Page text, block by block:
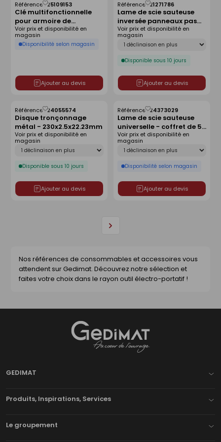
Clé multifonctionnelle
pour armoire de
commande 8 jets
Référence :25109153
Disponibilité selon magasin
Voir prix et disponibilité en
magasin
Ajouter au devis
Enregistrer
comme
liste
Lame de scie sauteuse
inversée panneaux pas
2,5mm 75mm - lot de 5
pièces
Référence :21271786
Déclinaison
Disponible sous 10 jours
Voir prix et disponibilité en
magasin
Ajouter au devis
Enregistrer
comme
liste
Disque tronçonnage
métal - 230x2.5x22.23mm
Référence :24055574
Déclinaison
Disponible sous 10 jours
Voir prix et disponibilité en
magasin
Ajouter au devis
Enregistrer
comme
liste
Lame de scie sauteuse
universelle - coffret de 5
pièces
Référence :24373029
Déclinaison
Disponibilité selon magasin
Voir prix et disponibilité en
magasin
Ajouter au devis
Enregistrer
comme
liste
Page
Nos références de consommables et accessoires vous
attendent sur Gedimat. Découvrez notre sélection et
faites votre choix dans le rayon outil électro-portatif !
GEDIMAT
Produits, Inspirations, Services
Le groupement